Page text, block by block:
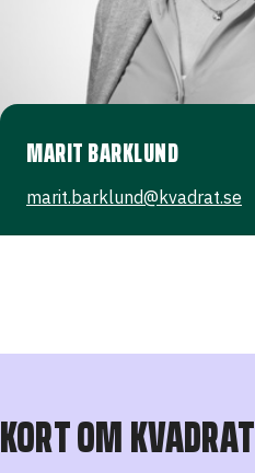
MARIT BARKLUND
marit.barklund@kvadrat.se
KORT OM KVADRAT